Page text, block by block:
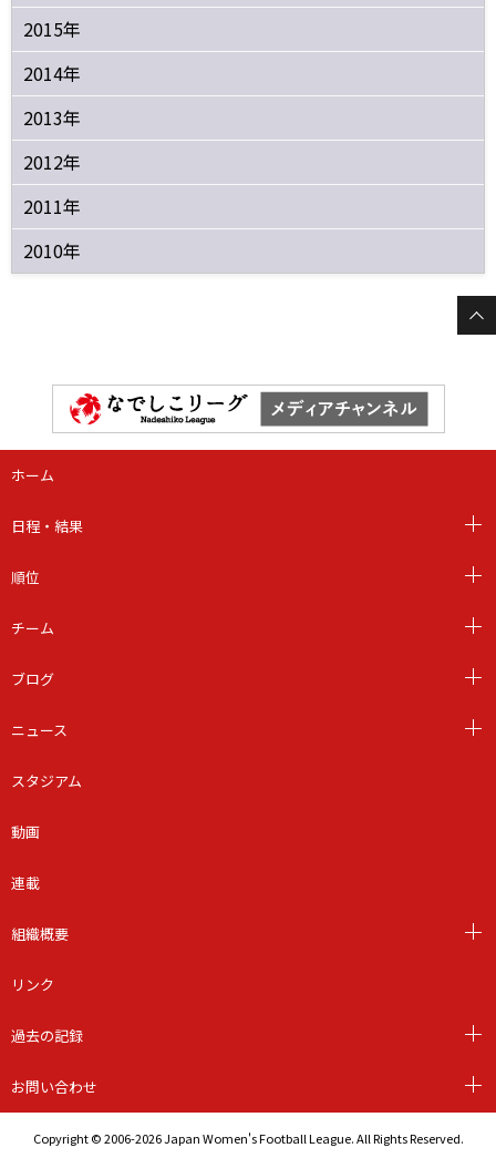
2015年
2014年
2013年
2012年
2011年
2010年
ホーム
日程・結果
順位
チーム
ブログ
ニュース
スタジアム
動画
連載
組織概要
リンク
過去の記録
お問い合わせ
Copyright © 2006-2026 Japan Women's Football League. All Rights Reserved.